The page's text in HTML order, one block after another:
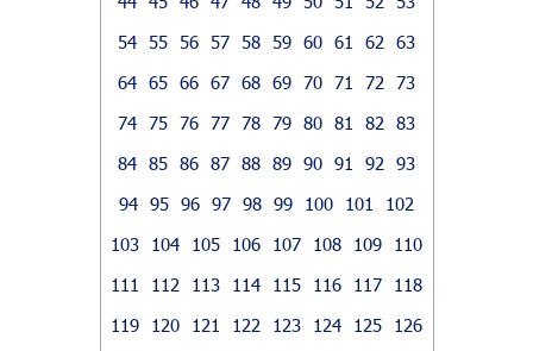
54 55 56 57 58 59 60 61 62
63
64 65 66 67 68 69 70 71 72
73
74 75 76 77 78 79 80 81 82
83
84 85 86 87 88 89 90 91 92
93
94 95 96 97 98 99 100 101
102
103
104 105 106 107 108 109
110
111
112 113 114 115 116 117
118
119
120 121 122 123 124 125
126